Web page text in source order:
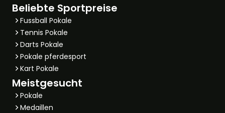
Beliebte Sportpreise
Fussball Pokale
Tennis Pokale
Darts Pokale
Pokale pferdesport
Kart Pokale
Meistgesucht
Pokale
Medaillen